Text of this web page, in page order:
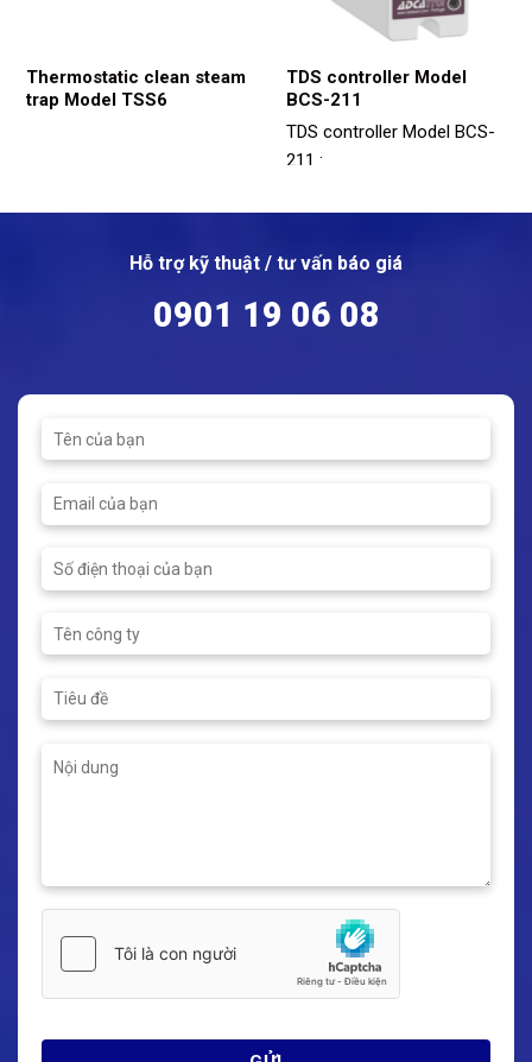
Thermostatic clean steam
trap Model TSS6
TDS controller Model
BCS-211
TDS controller Model BCS-
211 :
21 and SPS-33 series
Relay (on/off) output and 4-
Standard 35 mm rail
tests by pressing and
Hỗ trợ kỹ thuật / tư vấn báo giá
0901 19 06 08